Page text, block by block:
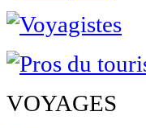
VOYAGES